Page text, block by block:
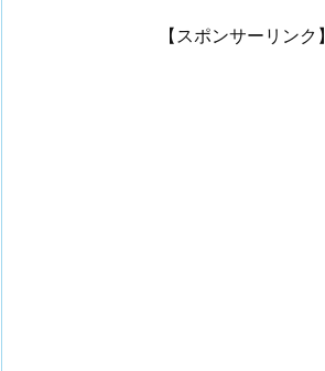
【スポンサーリンク】